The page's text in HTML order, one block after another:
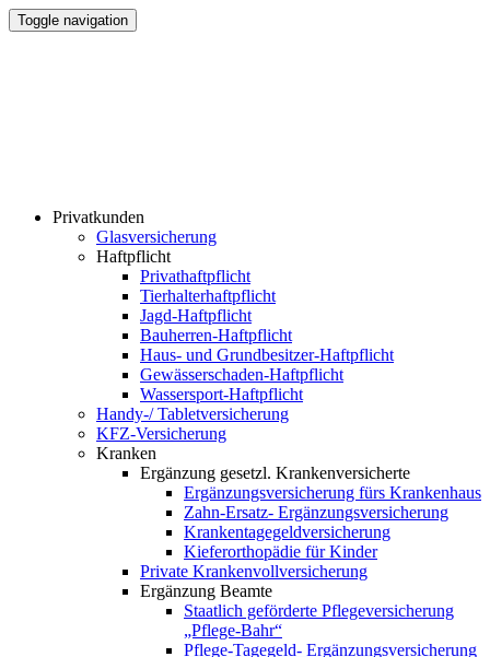
Toggle navigation
Privatkunden
Glasversicherung
Haftpflicht
Privathaftpflicht
Tierhalterhaftpflicht
Jagd-Haftpflicht
Bauherren-Haftpflicht
Haus- und Grundbesitzer-Haftpflicht
Gewässerschaden-Haftpflicht
Wassersport-Haftpflicht
Handy-/ Tabletversicherung
KFZ-Versicherung
Kranken
Ergänzung gesetzl. Krankenversicherte
Ergänzungsversicherung fürs Krankenhaus
Zahn-Ersatz- Ergänzungsversicherung
Krankentagegeldversicherung
Kieferorthopädie für Kinder
Private Krankenvollversicherung
Ergänzung Beamte
Staatlich geförderte Pflegeversicherung
„Pflege-Bahr“
Pflege-Tagegeld- Ergänzungsversicherung